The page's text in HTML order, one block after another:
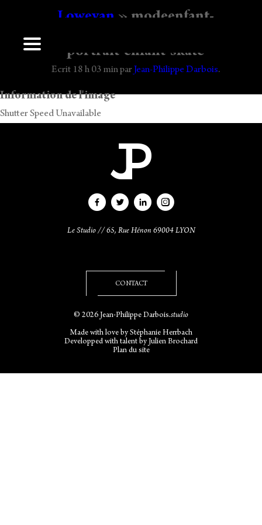
Lowevan » modeenfant-
photographelyon-photographe-
portrait-enfant-skate
Ecrit 18 h 03 minpar Jean-Philippe Darbois.
Laisser un commentaire
Information de l'image
Shutter Speed Unavailable
Le Studio // 65, Rue Hénon 69004 LYON
CONTACT
© 2026 Jean-Philippe Darbois.studio
Made with love byStéphanie Herrbach
Developped with talent by Julien Brochard
Plan du site